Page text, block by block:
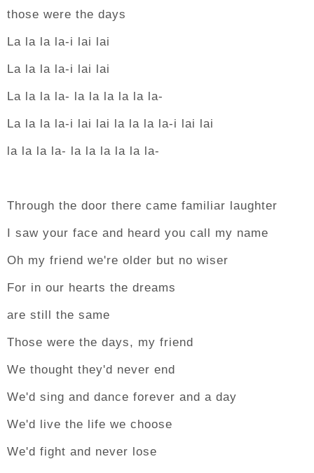
those were the days
La la la la-i lai lai
La la la la-i lai lai
La la la la- la la la la la la-
La la la la-i lai lai la la la la-i lai lai
la la la la- la la la la la la-
Through the door there came familiar laughter
I saw your face and heard you call my name
Oh my friend we're older but no wiser
For in our hearts the dreams
are still the same
Those were the days, my friend
We thought they'd never end
We'd sing and dance forever and a day
We'd live the life we choose
We'd fight and never lose